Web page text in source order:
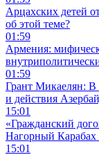
Арцахских детей
об этой теме?
01:59
Армения:
01:59
Грант Микаелян: В
и действия
15:01
«Гражданский
Нагорный Карабах
15:01